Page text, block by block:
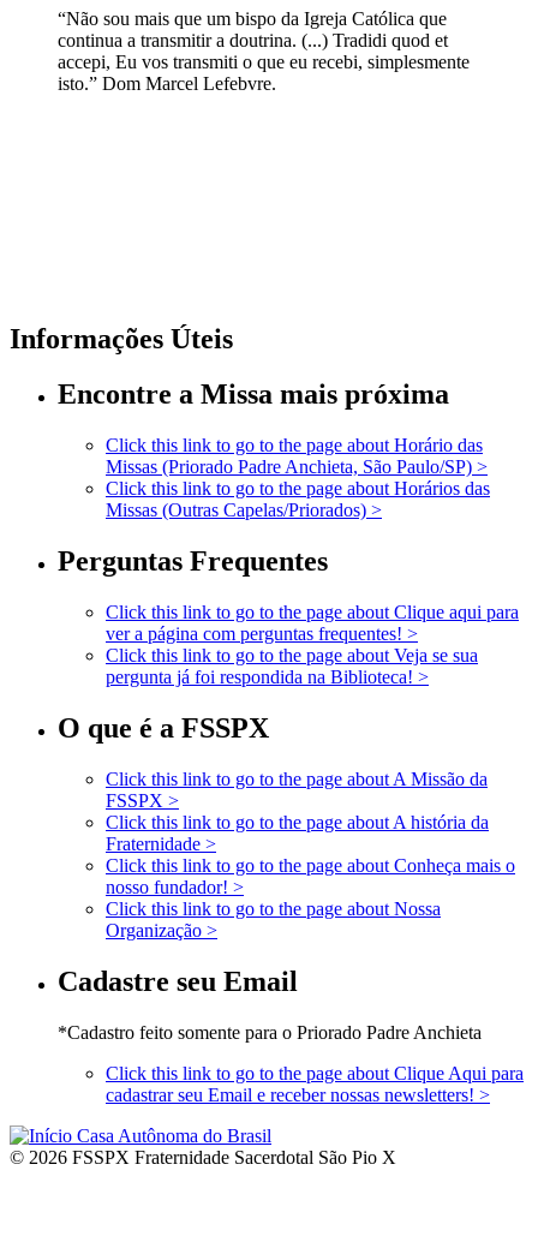
“Não sou mais que um bispo da Igreja Católica que
continua a transmitir a doutrina. (...) Tradidi quod et
accepi, Eu vos transmiti o que eu recebi, simplesmente
isto.” Dom Marcel Lefebvre.
Informações Úteis
Encontre a Missa mais próxima
Click this link to go to the page about Horário das
Missas (Priorado Padre Anchieta, São Paulo/SP) >
Click this link to go to the page about Horários das
Missas (Outras Capelas/Priorados) >
Perguntas Frequentes
Click this link to go to the page about Clique aqui para
ver a página com perguntas frequentes! >
Click this link to go to the page about Veja se sua
pergunta já foi respondida na Biblioteca! >
O que é a FSSPX
Click this link to go to the page about A Missão da
FSSPX >
Click this link to go to the page about A história da
Fraternidade >
Click this link to go to the page about Conheça mais o
nosso fundador! >
Click this link to go to the page about Nossa
Organização >
Cadastre seu Email
*Cadastro feito somente para o Priorado Padre Anchieta
Click this link to go to the page about Clique Aqui para
cadastrar seu Email e receber nossas newsletters! >
© 2026 FSSPX Fraternidade Sacerdotal São Pio X